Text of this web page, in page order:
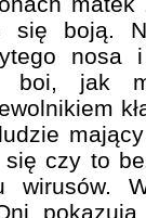
się boją.
nosa
boi, jak
czy to
wirusów.